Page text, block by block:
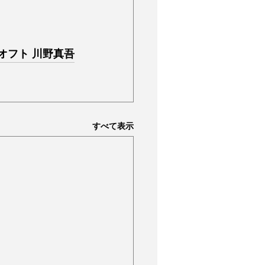
フト 川野真吾
すべて表示